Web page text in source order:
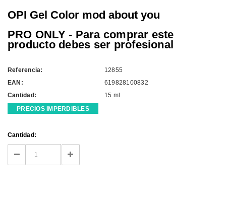
OPI Gel Color mod about you
PRO ONLY - Para comprar este
producto debes ser profesional
Referencia:
12855
EAN:
619828100832
Cantidad:
15 ml
PRECIOS IMPERDIBLES
Current
Stock:
Cantidad:
DECREASE
QUANTITY:
INCREASE
QUANTITY: